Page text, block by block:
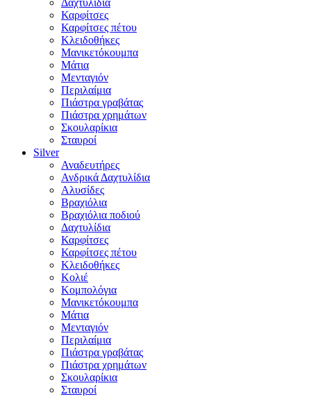
Δαχτυλίδια
Καρφίτσες
Καρφίτσες πέτου
Κλειδοθήκες
Μανικετόκουμπα
Μάτια
Μενταγιόν
Περιλαίμια
Πιάστρα γραβάτας
Πιάστρα χρημάτων
Σκουλαρίκια
Σταυροί
Silver
Αναδευτήρες
Ανδρικά Δαχτυλίδια
Αλυσίδες
Βραχιόλια
Βραχιόλια ποδιού
Δαχτυλίδια
Καρφίτσες
Καρφίτσες πέτου
Κλειδοθήκες
Κολιέ
Κομπολόγια
Μανικετόκουμπα
Μάτια
Μενταγιόν
Περιλαίμια
Πιάστρα γραβάτας
Πιάστρα χρημάτων
Σκουλαρίκια
Σταυροί